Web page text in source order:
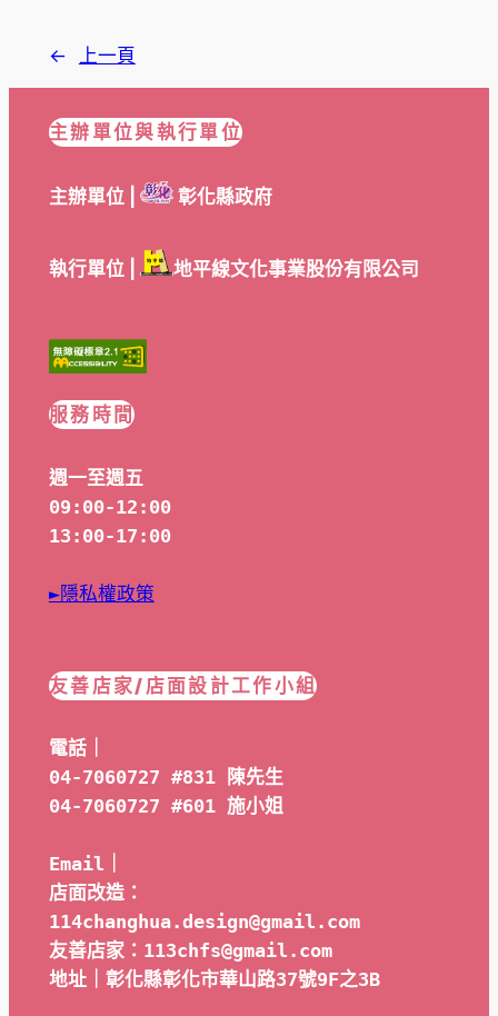
← 上一頁
主辦單位與執行單位
主辦單位 | 彰化縣政府
執行單位 | 地平線文化事業股份有限公司
服務時間
週一至週五
09:00-12:00
13:00-17:00
►隱私權政策
友善店家/店面設計工作小組
電話｜
04-7060727 #831 陳先生
04-7060727 #601 施小姐
Email｜
店面改造：
114changhua.design@gmail.com
友善店家：113chfs@gmail.com
地址｜彰化縣彰化市華山路37號9F之3B